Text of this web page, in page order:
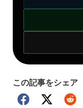
この記事をシェア